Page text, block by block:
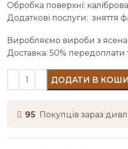
Обробка поверхні:
Додаткові послуги: зняття
Виробляємо вироби з
Доставка: 50% передоплати
ДОДАТИ В
95 Покупців зараз